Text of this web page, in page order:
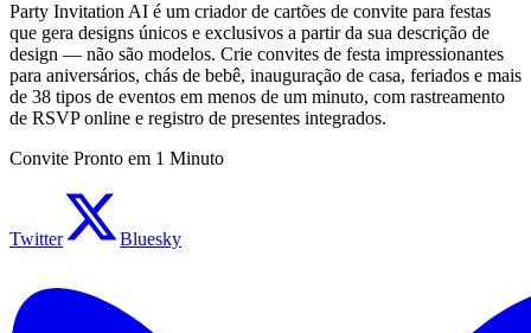
Party Invitation AI é um criador de cartões de convite para festas
que gera designs únicos e exclusivos a partir da sua descrição de
design — não são modelos. Crie convites de festa impressionantes
para aniversários, chás de bebê, inauguração de casa, feriados e mais
de 38 tipos de eventos em menos de um minuto, com rastreamento
de RSVP online e registro de presentes integrados.
Convite Pronto em 1 Minuto
Twitter Bluesky